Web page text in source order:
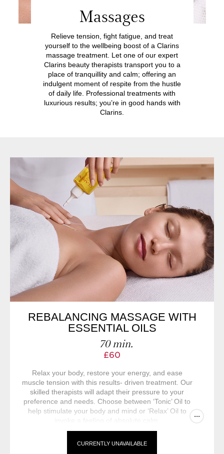
Massages
Relieve tension, fight fatigue, and treat
yourself to the wellbeing boost of a Clarins
massage treatment. Let one of our expert
Clarins beauty therapists transport you to a
place of tranquillity and calm; offering an
indulgent moment of respite from the hustle
of daily life. Professional treatments with
luxurious results; you’re in good hands with
Clarins.
REBALANCING MASSAGE WITH
ESSENTIAL OILS
70 min.
£60
Relax your body, restore your energy, and ease
muscle tension with this results- driven treatment. Our
skilled therapists will adapt their pressure to your
preference and needs. Choose between ‘Tonic’ Oil to
help stimulate your body and mind or ‘Relax’ Oil to
invoke a feeling of absolute calm.
...
CURRENTLY UNAVAILABLE